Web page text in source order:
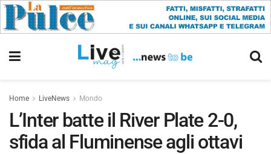
Home LiveNews Mondo
L’Inter batte il River Plate 2-0,
sfida al Fluminense agli ottavi